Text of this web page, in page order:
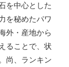
を中心とした
を秘めたパワ
外・産地から
ることで、状
尚、ランキン